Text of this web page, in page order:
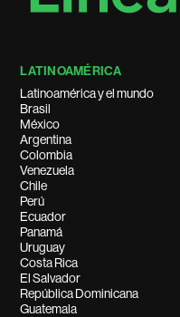
LATINOAMÉRICA
Latinoamérica y el mundo
Brasil
México
Argentina
Colombia
Venezuela
Chile
Perú
Ecuador
Panamá
Uruguay
Costa Rica
El Salvador
República Dominicana
Guatemala